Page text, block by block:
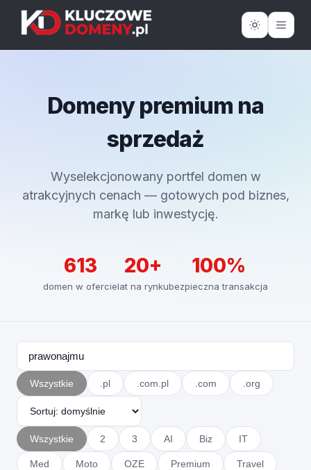
Domeny premium na
sprzedaż
Wyselekcjonowany portfel domen w
atrakcyjnych cenach — gotowych pod biznes,
markę lub inwestycję.
613
domen w ofercie
20+
lat na rynku
100%
bezpieczna transakcja
Wszystkie .pl .com.pl .com .org
Wszystkie 2 3 AI Biz IT
Med Moto OZE Premium Travel